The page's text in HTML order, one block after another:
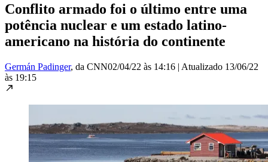
Conflito armado foi o último entre uma
potência nuclear e um estado latino-
americano na história do continente
Germán Padinger, da CNN02/04/22 às 14:16 | Atualizado 13/06/22
às 19:15